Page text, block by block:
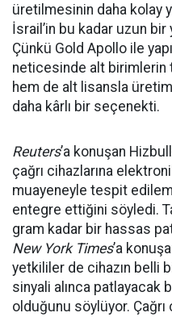
üretilmesinin daha kolay
İsrail’in bu kadar uzun
Çünkü Gold Apollo ile
neticesinde alt
hem de alt lisansla
daha kârlı bir seçenekti.
Reuters’a konuşan
çağrı cihazlarına
muayeneyle tespit
entegre ettiğini söyledi.
gram kadar bir hassas
New York Times’a
yetkililer de cihazın belli
sinyali alınca patlayacak
olduğunu söylüyor. Çağrı